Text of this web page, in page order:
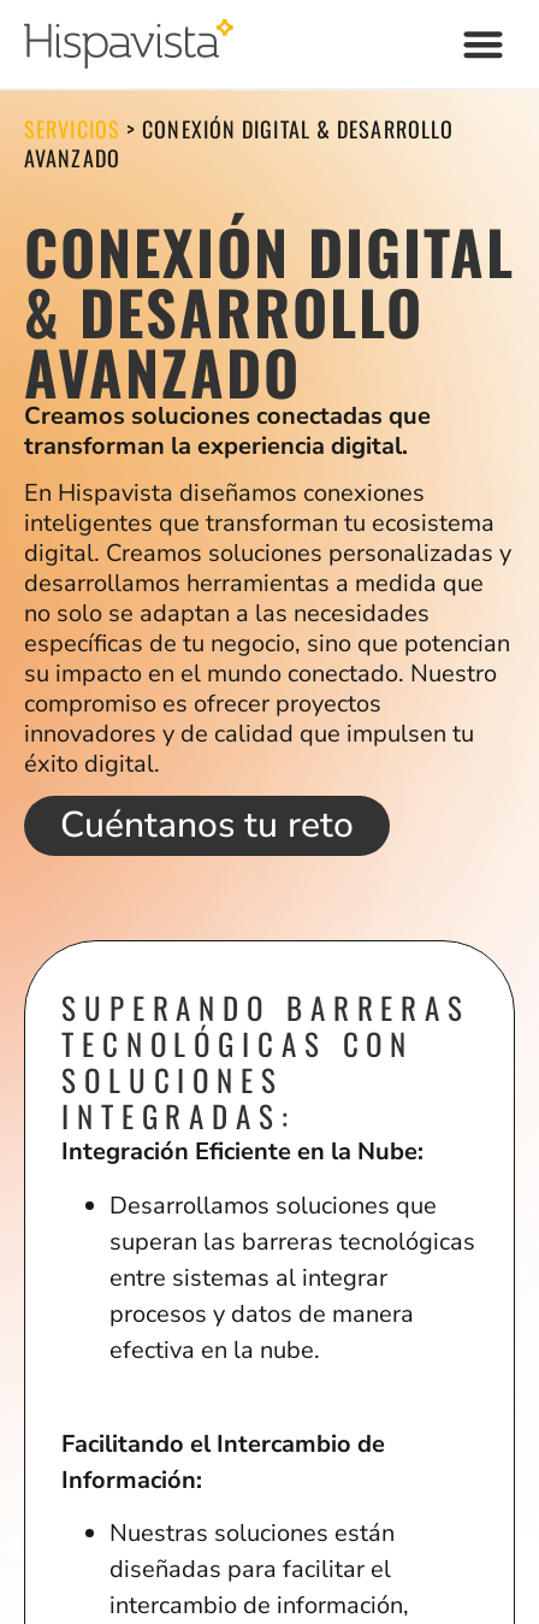
SERVICIOS >CONEXIÓN DIGITAL & DESARROLLO
AVANZADO
CONEXIÓN DIGITAL
& DESARROLLO
AVANZADO
Creamos soluciones conectadas que
transforman la experiencia digital.
En Hispavista diseñamos conexiones
inteligentes que transforman tu ecosistema
digital. Creamos soluciones personalizadas y
desarrollamos herramientas a medida que
no solo se adaptan a las necesidades
específicas de tu negocio, sino que potencian
su impacto en el mundo conectado. Nuestro
compromiso es ofrecer proyectos
innovadores y de calidad que impulsen tu
éxito digital.
Cuéntanos tu reto
SUPERANDO BARRERAS
TECNOLÓGICAS CON
SOLUCIONES
INTEGRADAS:
Integración Eficiente en la Nube:
Desarrollamos soluciones que
superan las barreras tecnológicas
entre sistemas al integrar
procesos y datos de manera
efectiva en la nube.
Facilitando el Intercambio de
Información:
Nuestras soluciones están
diseñadas para facilitar el
intercambio de información,